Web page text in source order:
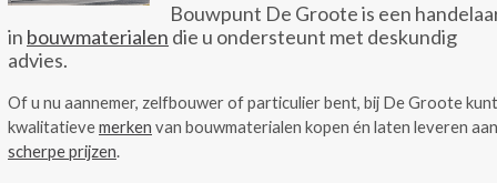
Bouwpunt De Groote is een
in bouwmaterialen die u ondersteunt met deskundig
advies.
Of u nu aannemer, zelfbouwer of particulier bent, bij De Groote
kwalitatievemerken van bouwmaterialen kopen én laten leveren aan
scherpe prijzen.